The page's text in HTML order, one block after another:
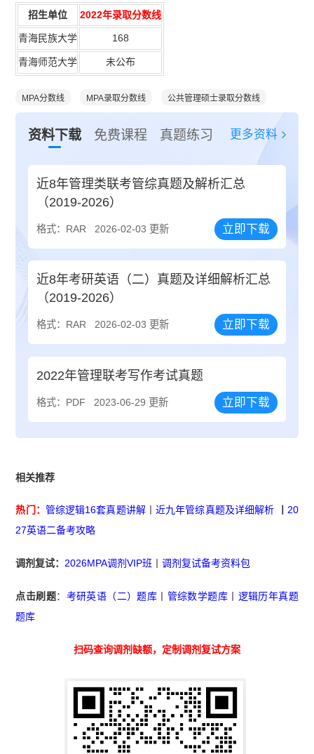
招生单位 2022年录取分数线
青海民族大学 168
青海师范大学 未公布
MPA分数线 MPA录取分数线 公共管理硕士录取分数线
资料下载 免费课程 真题练习 更多资料
近8年管理类联考管综真题及解析汇总
（2019-2026）
格式：RAR 2026-02-03 更新 立即下载
近8年考研英语（二）真题及详细解析汇总
（2019-2026）
格式：RAR 2026-02-03 更新 立即下载
2022年管理联考写作考试真题
格式：PDF 2023-06-29 更新 立即下载
相关推荐
热门： 管综逻辑16套真题讲解丨近九年管综真题及详细解析
20
27英语二备考攻略
调剂复试：2026MPA调剂VIP班 丨调剂复试备考资料包
点击刷题： 考研英语（二）题库 管综数学题库
逻辑历年真题
题库
扫码查询调剂缺额，定制调剂复试方案